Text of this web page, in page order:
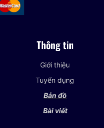
Thông tin
Giới thiệu
Tuyển dụng
Bản đồ
Bài viết